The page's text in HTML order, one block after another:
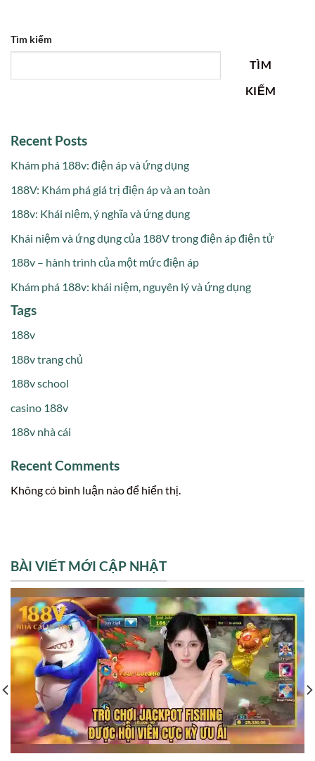
Tìm kiếm
TÌM
KIẾM
Recent Posts
Khám phá 188v: điện áp và ứng dụng
188V: Khám phá giá trị điện áp và an toàn
188v: Khái niệm, ý nghĩa và ứng dụng
Khái niệm và ứng dụng của 188V trong điện áp điện tử
188v – hành trình của một mức điện áp
Khám phá 188v: khái niệm, nguyên lý và ứng dụng
Tags
188v
188v trang chủ
188v school
casino 188v
188v nhà cái
Recent Comments
Không có bình luận nào để hiển thị.
BÀI VIẾT MỚI CẬP NHẬT